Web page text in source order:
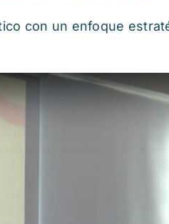
con un enfoque